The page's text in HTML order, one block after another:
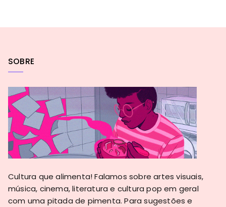
SOBRE
Cultura que alimenta! Falamos sobre artes visuais,
música, cinema, literatura e cultura pop em geral
com uma pitada de pimenta. Para sugestões e